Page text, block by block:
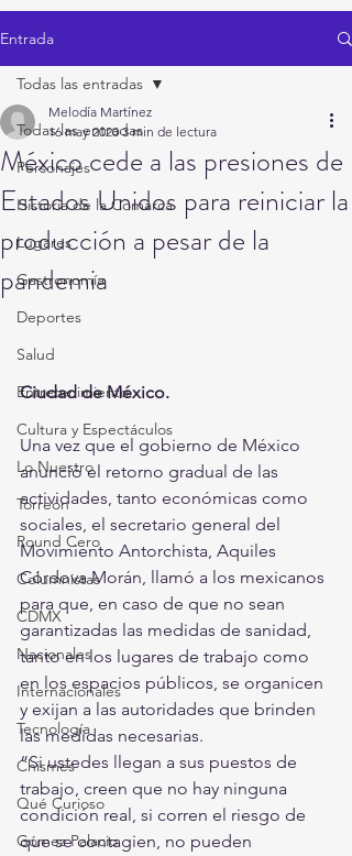
Entrada
Todas las entradas
Personajes
Historia de la Comarca
Lugares
Gastronomía
Deportes
Salud
Entretenimiento
Cultura y Espectáculos
Lo Nuestro
Torreón
Round Cero
Columnistas
CDMX
Nacionales
Internacionales
Tecnología
Chismes
Qué Curioso
Gómez Palacio
Todas las entradas
México cede a las presiones de
Estados Unidos para reiniciar la
producción a pesar de la
pandemia
Melodía Martínez
16 may 2020 3 min de lectura
Ciudad de México.
Una vez que el gobierno de México
anunció el retorno gradual de las
actividades, tanto económicas como
sociales, el secretario general del
Movimiento Antorchista, Aquiles
Córdova Morán, llamó a los mexicanos
para que, en caso de que no sean
garantizadas las medidas de sanidad,
tanto en los lugares de trabajo como
en los espacios públicos, se organicen
y exijan a las autoridades que brinden
las medidas necesarias.
“Si ustedes llegan a sus puestos de
trabajo, creen que no hay ninguna
condición real, si corren el riesgo de
que se contagien, no pueden